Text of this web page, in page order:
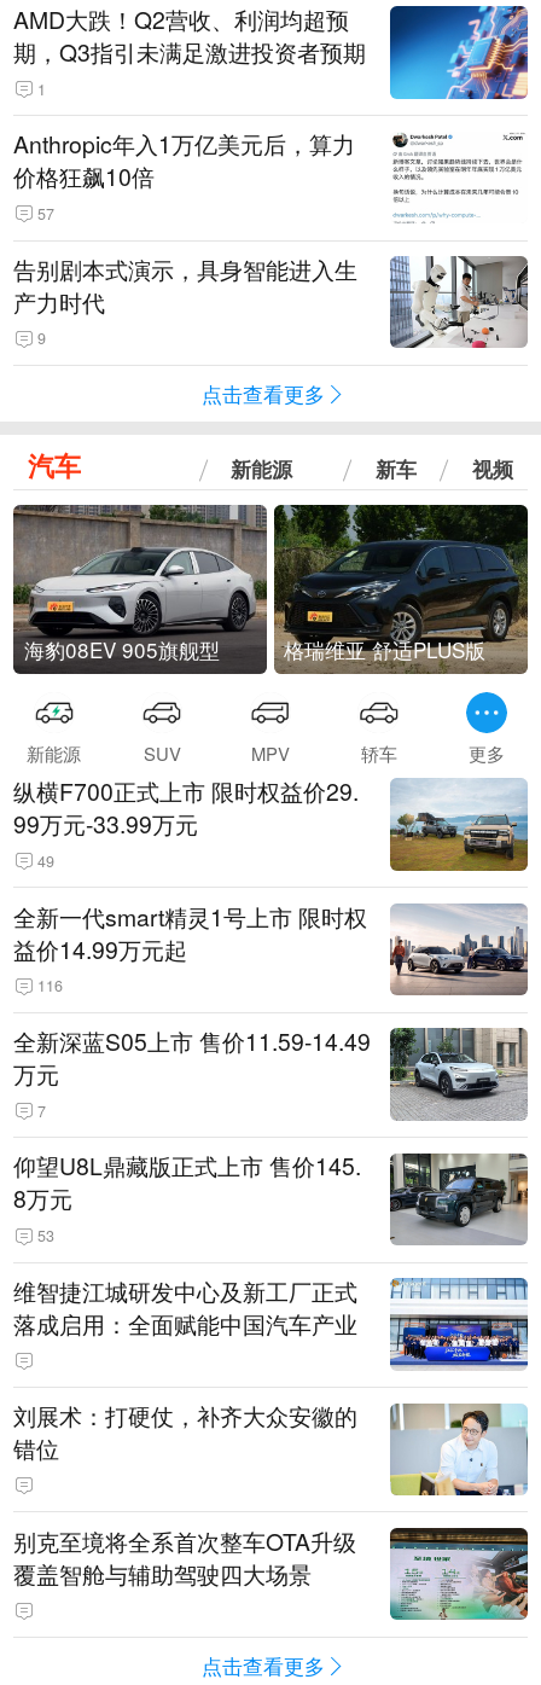
AMD大跌！Q2营收、利润均超预
期，Q3指引未满足激进投资者预期
1
Anthropic年入1万亿美元后，算力
价格狂飙10倍
57
告别剧本式演示，具身智能进入生
产力时代
9
点击查看更多
汽车 新能源 新车 视频
海豹08EV 905旗舰型 格瑞维亚 舒适PLUS版
新能源 SUV MPV 轿车 更多
纵横F700正式上市 限时权益价29.
99万元-33.99万元
49
全新一代smart精灵1号上市 限时权
益价14.99万元起
116
全新深蓝S05上市 售价11.59-14.49
万元
7
仰望U8L鼎藏版正式上市 售价145.
8万元
53
维智捷江城研发中心及新工厂正式
落成启用：全面赋能中国汽车产业
刘展术：打硬仗，补齐大众安徽的
错位
别克至境将全系首次整车OTA升级
覆盖智舱与辅助驾驶四大场景
点击查看更多